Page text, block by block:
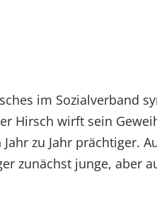
im Sozialverband
Hirsch wirft sein
zu Jahr prächtiger.
zunächst junge, aber